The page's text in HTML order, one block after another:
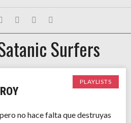
Surfers
PLAYLISTS
no hace falta que destruyas